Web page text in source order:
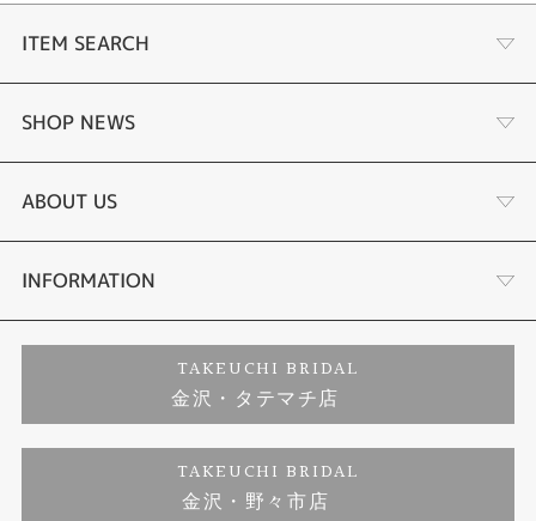
ITEM SEARCH
婚約指輪
結婚指輪
セットリング
婚約ネックレス
ダイヤモンド
ジュエリーリフォーム
SHOP NEWS
選ばれる理由まとめ
お客様の声
プロポーズサポート
ブランドリスト
福井指輪工房｜手作りペアリング
ABOUT US
会社概要
お客様の声
INFORMATION
プライバシーポリシー
TAKEUCHI BRIDAL
金沢・タテマチ店
TAKEUCHI BRIDAL
金沢・野々市店